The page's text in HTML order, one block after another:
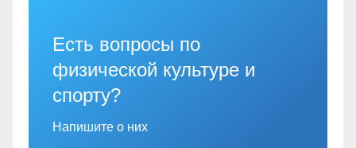
Есть вопросы по
физической культуре и
спорту?
Напишите о них